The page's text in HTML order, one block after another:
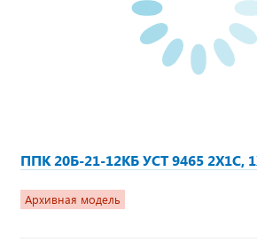
ППК 20Б-21-12КБ УСТ 9465 2Х1С,
Архивная модель